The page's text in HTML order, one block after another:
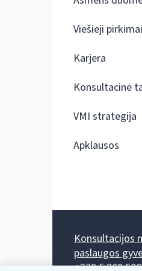
Viešieji pirkimai
Karjera
Konsultacinė
VMI strategija
Apklausos
Konsultacijos
paslaugos
+370 5 260